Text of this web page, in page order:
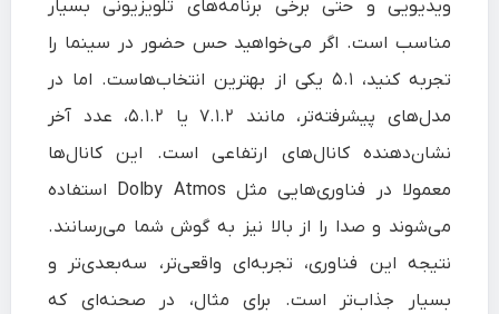
ویدیویی و حتی برخی برنامه‌های تلویزیونی بسیار
مناسب است. اگر می‌خواهید حس حضور در سینما را
تجربه کنید، ۵.۱ یکی از بهترین انتخاب‌هاست. اما در
مدل‌های پیشرفته‌تر، مانند ۷.۱.۲ یا ۵.۱.۲، عدد آخر
نشان‌دهنده کانال‌های ارتفاعی است. این کانال‌ها
معمولا در فناوری‌هایی مثل Dolby Atmos استفاده
می‌شوند و صدا را از بالا نیز به گوش شما می‌رسانند.
نتیجه این فناوری، تجربه‌ای واقعی‌تر، سه‌بعدی‌تر و
بسیار جذاب‌تر است. برای مثال، در صحنه‌ای که